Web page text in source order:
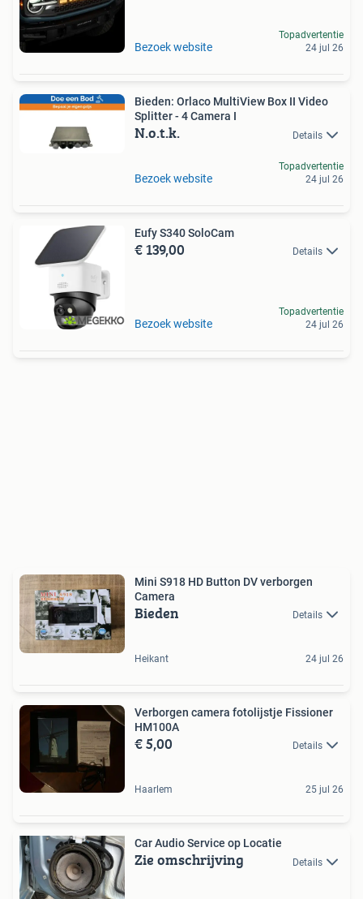
Bezoek website
Topadvertentie
24 jul 26
Bieden: Orlaco MultiView Box II Video
Splitter - 4 Camera I
N.o.t.k. Details
Bezoek website
Topadvertentie
24 jul 26
Eufy S340 SoloCam
€ 139,00 Details
Bezoek website
Topadvertentie
24 jul 26
Mini S918 HD Button DV verborgen
Camera
Bieden Details
Heikant 24 jul 26
Verborgen camera fotolijstje Fissioner
HM100A
€ 5,00 Details
Haarlem 25 jul 26
Car Audio Service op Locatie
Zie omschrijving Details